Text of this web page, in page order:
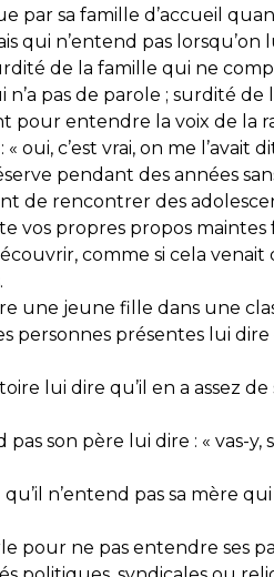
par sa famille d’accueil
qui n’entend pas lorsqu’on
de la famille qui ne
pas de parole ; surdité de
entendre la voix de la
c’est vrai, on me l’avait
pendant des années
de rencontrer des
vos propres propos maintes
comme si cela venait
une jeune fille dans une
personnes présentes lui dire
lui dire qu’il en a assez de
son père lui dire : « vas-y,
n’entend pas sa mère qui
pour ne pas entendre ses